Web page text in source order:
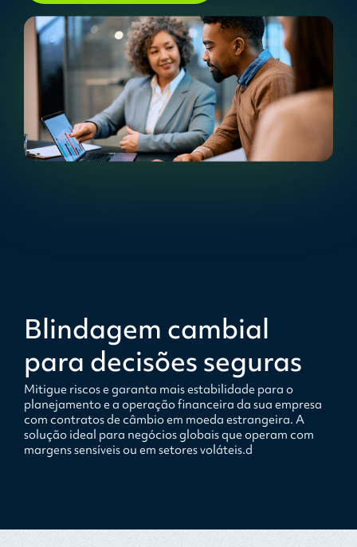
Blindagem cambial
para decisões seguras
Mitigue riscos e garanta mais estabilidade para o
planejamento e a operação financeira da sua empresa
com contratos de câmbio em moeda estrangeira. A
solução ideal para negócios globais que operam com
margens sensíveis ou em setores voláteis.d